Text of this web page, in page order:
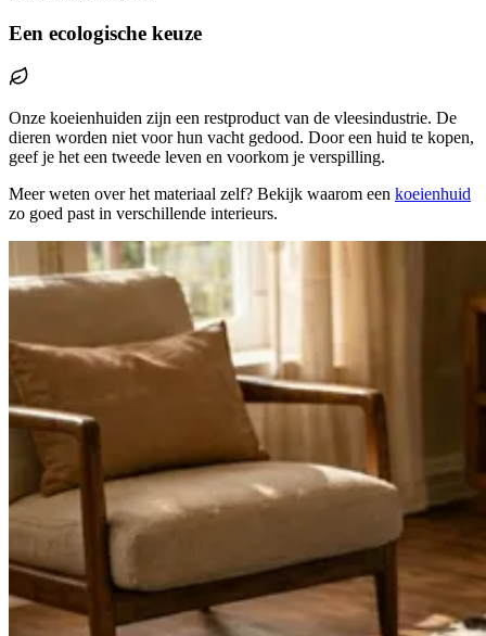
Een ecologische keuze
Onze koeienhuiden zijn een restproduct van de vleesindustrie. De
dieren worden niet voor hun vacht gedood. Door een huid te kopen,
geef je het een tweede leven en voorkom je verspilling.
Meer weten over het materiaal zelf? Bekijk waarom een koeienhuid
zo goed past in verschillende interieurs.